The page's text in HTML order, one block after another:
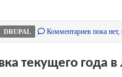
DRUPAL Комментариев пока
текущего года